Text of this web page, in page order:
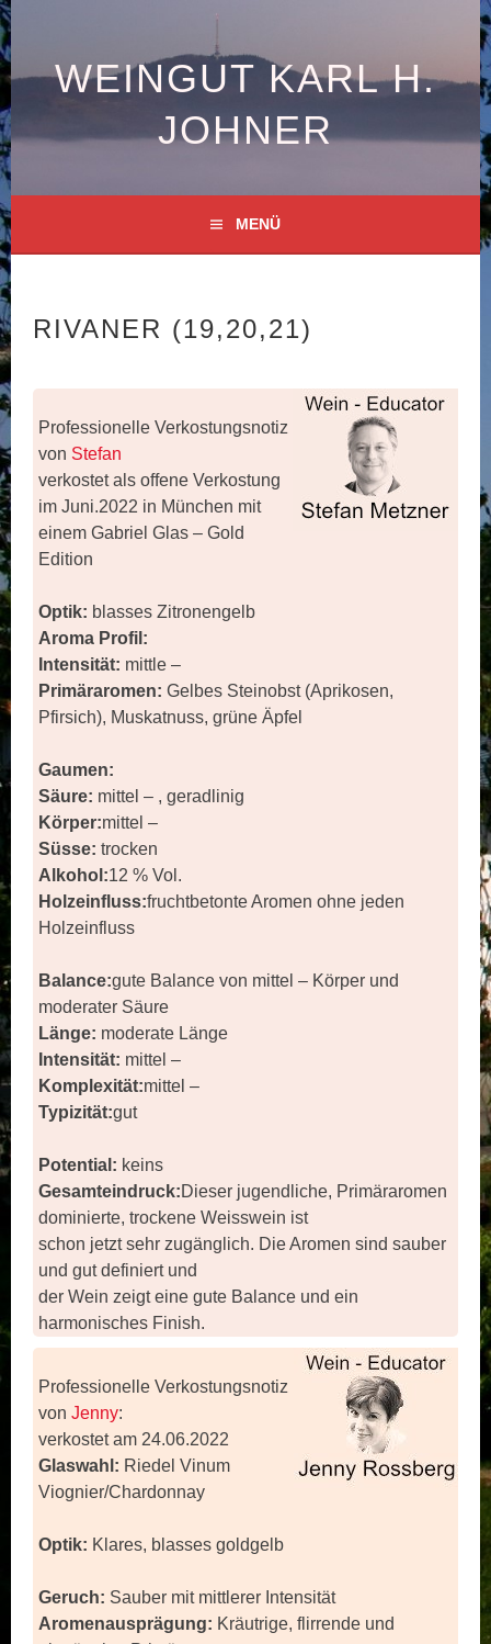
Springe
zum
Inhalt WEINGUT KARL H.
JOHNER
MENÜ
RIVANER (19,20,21)
Professionelle Verkostungsnotiz
von Stefan
verkostet als offene Verkostung
im Juni.2022 in München mit
einem Gabriel Glas – Gold
Edition
Optik: blasses Zitronengelb
Aroma Profil:
Intensität: mittle –
Primäraromen: Gelbes Steinobst (Aprikosen,
Pfirsich), Muskatnuss, grüne Äpfel
Gaumen:
Säure: mittel – , geradlinig
Körper:mittel –
Süsse: trocken
Alkohol:12 % Vol.
Holzeinfluss:fruchtbetonte Aromen ohne jeden
Holzeinfluss
Balance:gute Balance von mittel – Körper und
moderater Säure
Länge: moderate Länge
Intensität: mittel –
Komplexität:mittel –
Typizität:gut
Potential: keins
Gesamteindruck:Dieser jugendliche, Primäraromen
dominierte, trockene Weisswein ist
schon jetzt sehr zugänglich. Die Aromen sind sauber
und gut definiert und
der Wein zeigt eine gute Balance und ein
harmonisches Finish.
Professionelle Verkostungsnotiz
vonJenny:
verkostet am 24.06.2022
Glaswahl: Riedel Vinum
Viognier/Chardonnay
Optik: Klares, blasses goldgelb
Geruch: Sauber mit mittlerer Intensität
Aromenausprägung: Kräutrige, flirrende und